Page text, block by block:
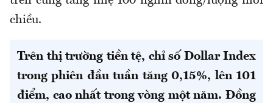
chiều.
Trên thị trường tiền tệ, chỉ số Dollar Index
trong phiên đầu tuần tăng 0,15%, lên 101
điểm, cao nhất trong vòng một năm. Đồng